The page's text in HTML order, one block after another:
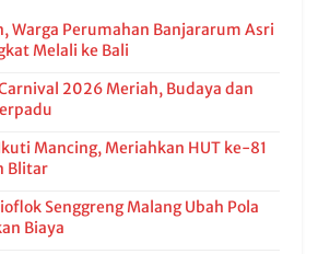
Warga Perumahan Banjararum Asri
Melali ke Bali
2026 Meriah, Budaya dan
Mancing, Meriahkan HUT ke-81
Blitar
Senggreng Malang Ubah Pola
Biaya